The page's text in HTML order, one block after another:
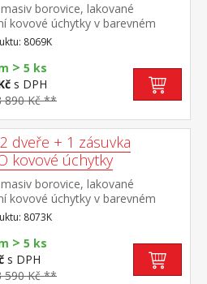
borovice, lakované
kovové úchytky v barevném
černěná mosaz prostor dělený v
v levé a pravé širší části šatní
na klobouky ve střední úzké
ve spodní části 3 zásuvky s
pojezdy doporučený nástavec
8069K
> 5 ks
s DPH
890 Kč **
dveře + 1 zásuvka
kovové úchytky
borovice, lakované
kovové úchytky v barevném
černěná mosaz dvoje částečně
dveře, tři police jedna zásuvka s
pojezdy
8073K
> 5 ks
s DPH
590 Kč **